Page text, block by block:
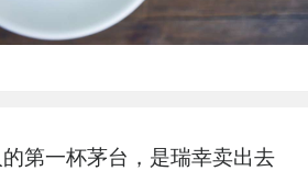
第一杯茅台，是瑞幸卖出去